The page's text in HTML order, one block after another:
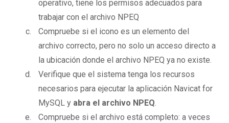
operativo, tiene los permisos adecuados para
trabajar con el archivo NPEQ
Compruebe si el icono es un elemento del
archivo correcto, pero no solo un acceso directo a
la ubicación donde el archivo NPEQ ya no existe.
Verifique que el sistema tenga los recursos
necesarios para ejecutar la aplicación Navicat for
MySQL y abra el archivo NPEQ.
Compruebe si el archivo está completo: a veces